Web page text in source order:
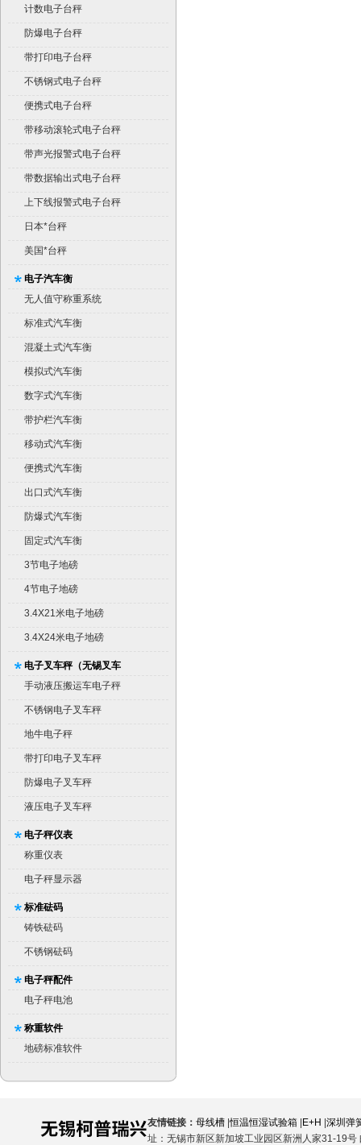
计数电子台秤
防爆电子台秤
带打印电子台秤
不锈钢式电子台秤
便携式电子台秤
带移动滚轮式电子台秤
带声光报警式电子台秤
带数据输出式电子台秤
上下线报警式电子台秤
日本*台秤
美国*台秤
电子汽车衡
无人值守称重系统
标准式汽车衡
混凝土式汽车衡
模拟式汽车衡
数字式汽车衡
带护栏汽车衡
移动式汽车衡
便携式汽车衡
出口式汽车衡
防爆式汽车衡
固定式汽车衡
3节电子地磅
4节电子地磅
3.4X21米电子地磅
3.4X24米电子地磅
电子叉车秤（无锡叉车
秤）
手动液压搬运车电子秤
不锈钢电子叉车秤
地牛电子秤
带打印电子叉车秤
防爆电子叉车秤
液压电子叉车秤
电子秤仪表
称重仪表
电子秤显示器
标准砝码
铸铁砝码
不锈钢砝码
电子秤配件
电子秤电池
称重软件
地磅标准软件
友情链接： 母线槽 |恒温恒湿试验箱 E+H 深圳弹
址：无锡市新区新加坡工业园区新洲人家31-19号